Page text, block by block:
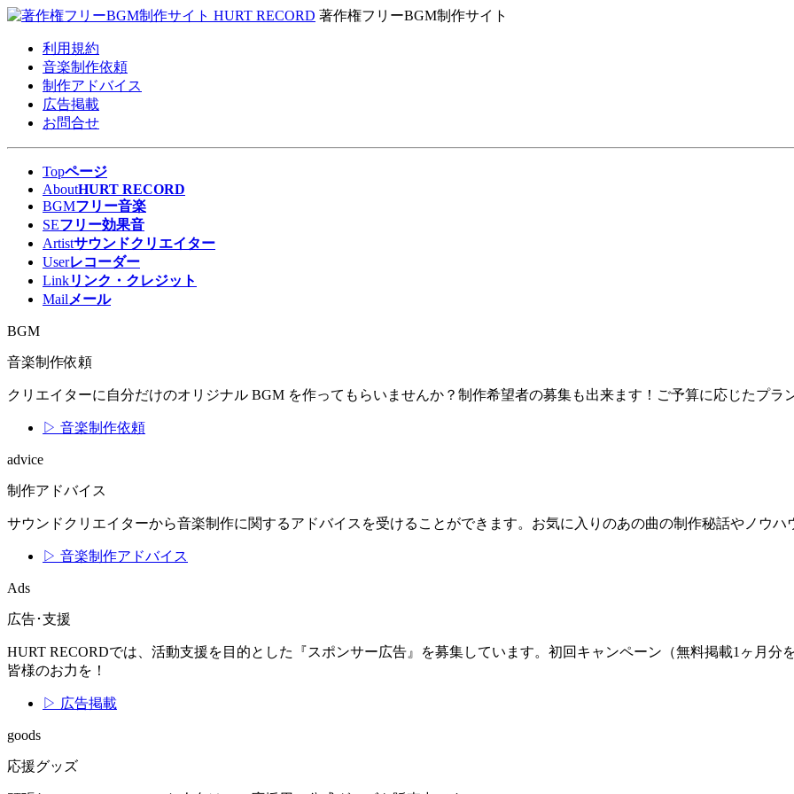
著作権フリーBGM制作サイト
利用規約
音楽制作依頼
制作アドバイス
広告掲載
お問合せ
Topページ
AboutHURT RECORD
BGMフリー音楽
SEフリー効果音
Artistサウンドクリエイター
Userレコーダー
Linkリンク・クレジット
Mail メール
BGM
音楽制作依頼
クリエイターに自分だけのオリジナル BGM を作ってもらいませんか？制作希望者の募集も出来ます！ご予算に応じたプラ
▷ 音楽制作依頼
advice
制作アドバイス
サウンドクリエイターから音楽制作に関するアドバイスを受けることができます。お気に入りのあの曲の制作秘話やノウ
▷ 音楽制作アドバイス
Ads
広告･支援
HURT RECORDでは、活動支援を目的とした『スポンサー広告』を募集しています。初回キャンペーン（無料掲載1ヶ月
皆様のお力を！
▷ 広告掲載
goods
応援グッズ